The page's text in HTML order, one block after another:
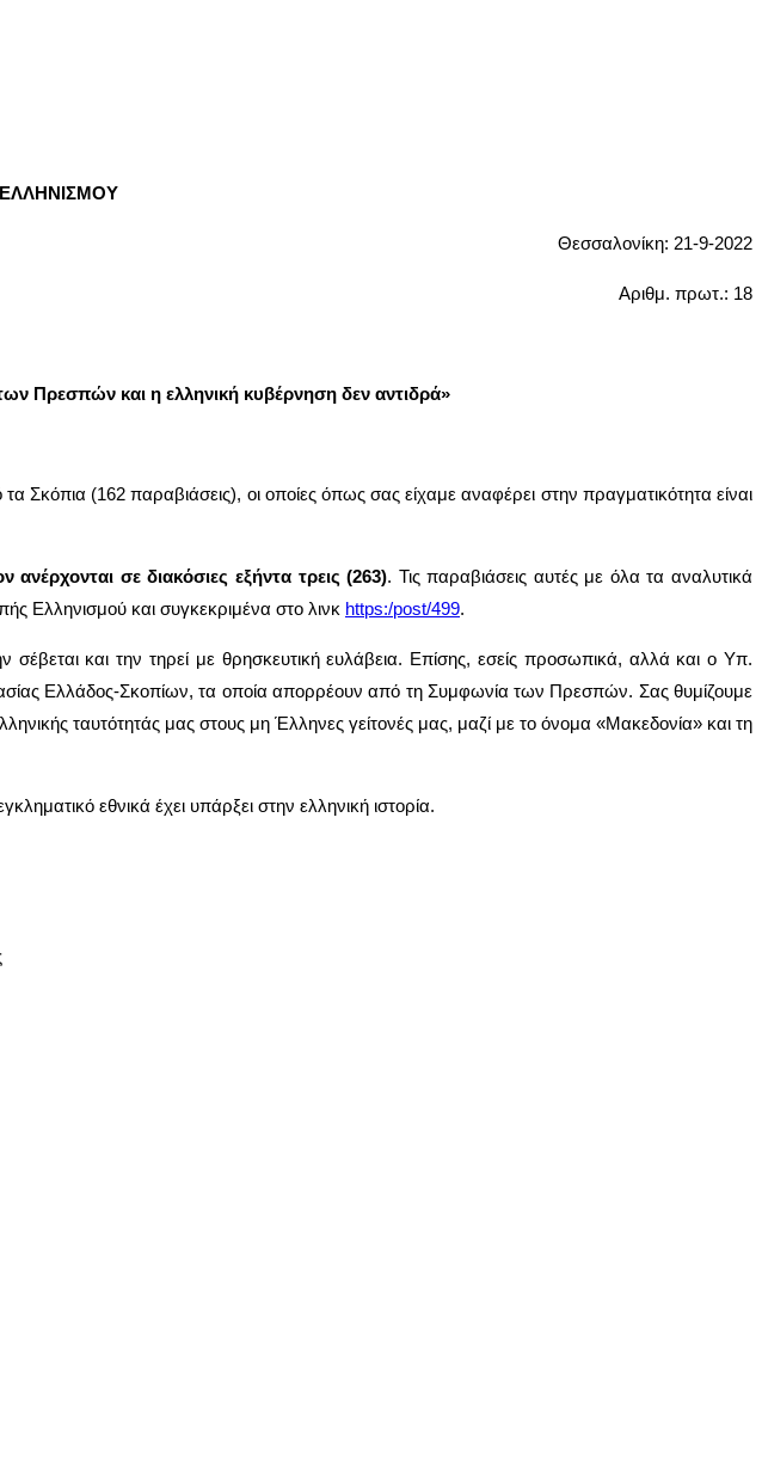
Θεσσαλονίκη: 21-9-2022
Αριθμ. πρωτ.: 18
Πρεσπών και η ελληνική κυβέρνηση δεν αντιδρά»
(162 παραβιάσεις), οι οποίες όπως σας είχαμε αναφέρει στην πραγματικότητα είναι
σε διακόσιες εξήντα τρεις (263). Τις παραβιάσεις αυτές με όλα τα αναλυτικά
Ελληνισμού και συγκεκριμένα στο λινκ https:/post/499.
και την τηρεί με θρησκευτική ευλάβεια. Επίσης, εσείς προσωπικά, αλλά και ο Υπ.
Ελλάδος-Σκοπίων, τα οποία απορρέουν από τη Συμφωνία των Πρεσπών. Σας θυμίζουμε
ταυτότητάς μας στους μη Έλληνες γείτονές μας, μαζί με το όνομα «Μακεδονία» και τη
εθνικά έχει υπάρξει στην ελληνική ιστορία.